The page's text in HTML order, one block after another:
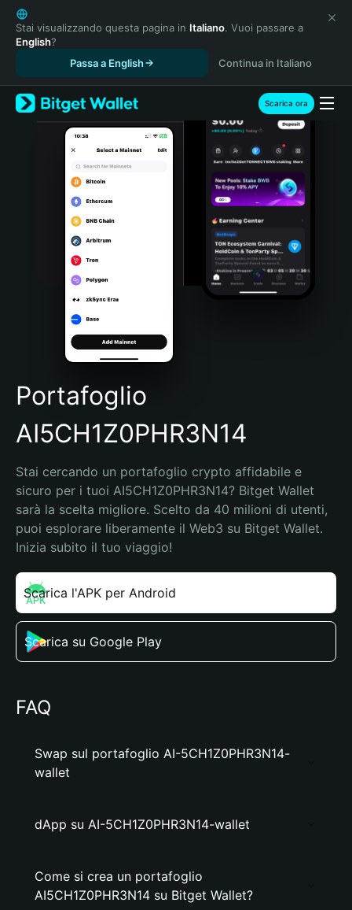
English
日本語
Tiếng Việt
Español (Latinoamérica)
Türkçe
Italiano
Português (Portugal)
Bahasa Indonesia
Português (Brasil)
Español (Argentina)
Stai visualizzando questa pagina in Italiano. Vuoi passare a
English?
Passa a English
Continua in Italiano
Scarica ora
Portafoglio
AI5CH1Z0PHR3N14
Stai cercando un portafoglio crypto affidabile e
sicuro per i tuoi AI5CH1Z0PHR3N14? Bitget Wallet
sarà la scelta migliore. Scelto da 40 milioni di utenti,
puoi esplorare liberamente il Web3 su Bitget Wallet.
Inizia subito il tuo viaggio!
Scarica l'APK per Android
Scarica su Google Play
FAQ
Swap sul portafoglio AI-5CH1Z0PHR3N14-
wallet
dApp su AI-5CH1Z0PHR3N14-wallet
Come si crea un portafoglio
AI5CH1Z0PHR3N14 su Bitget Wallet?